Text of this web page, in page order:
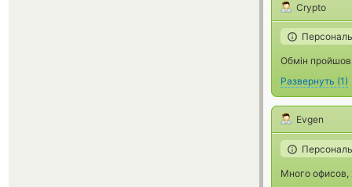
Crypto
Обмін пройшов
Развернуть (1)
Evgen
Много офисов,